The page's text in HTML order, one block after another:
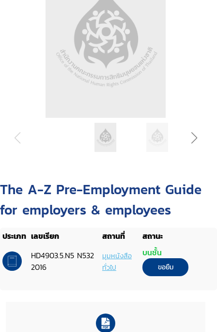
The A-Z Pre-Employment Guide
for employers & employees
ประเภท เลขเรียก สถานที่
สถานะ
HD4903.5.N5 N532
2016
มุมหนังสือ
ทั่วไป
บนชั้น
ขอยืม